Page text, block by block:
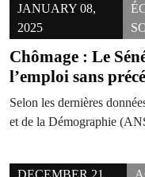
JANUARY 08,
2025
Chômage : Le
l’emploi sans
Selon les dernières
et de la Démographie
DECEMBER 21,